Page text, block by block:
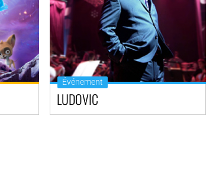
Événement
LUDOVIC